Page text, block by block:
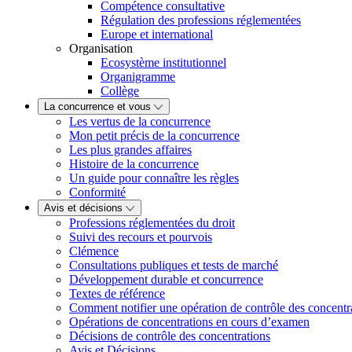
Compétence consultative
Régulation des professions réglementées
Europe et international
Organisation
Ecosystème institutionnel
Organigramme
Collège
La concurrence et vous
Les vertus de la concurrence
Mon petit précis de la concurrence
Les plus grandes affaires
Histoire de la concurrence
Un guide pour connaître les règles
Conformité
Avis et décisions
Professions réglementées du droit
Suivi des recours et pourvois
Clémence
Consultations publiques et tests de marché
Développement durable et concurrence
Textes de référence
Comment notifier une opération de contrôle des
Opérations de concentrations en cours d’examen
Décisions de contrôle des concentrations